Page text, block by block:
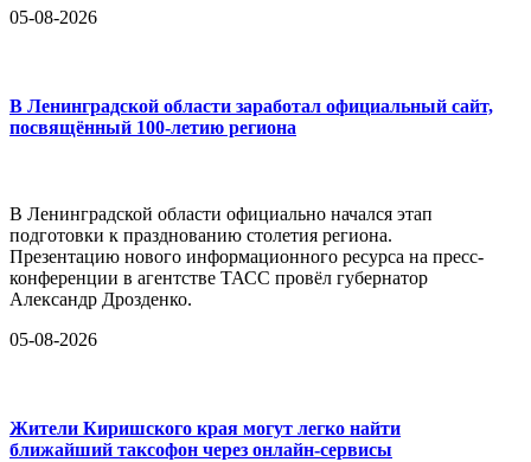
05-08-2026
В Ленинградской области заработал официальный сайт,
посвящённый 100-летию региона
В Ленинградской области официально начался этап
подготовки к празднованию столетия региона.
Презентацию нового информационного ресурса на пресс-
конференции в агентстве ТАСС провёл губернатор
Александр Дрозденко.
05-08-2026
Жители Киришского края могут легко найти
ближайший таксофон через онлайн-сервисы